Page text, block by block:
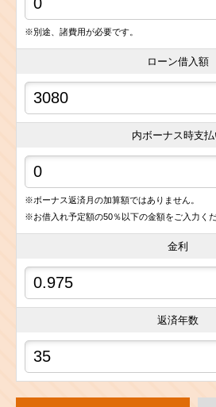
※別途、諸費用が必要です。
ローン借入額
内ボーナス時支払
※ボーナス返済月の加算額ではありません。
※お借入れ予定額の50％以下の金額をご入力くだ
金利
返済年数